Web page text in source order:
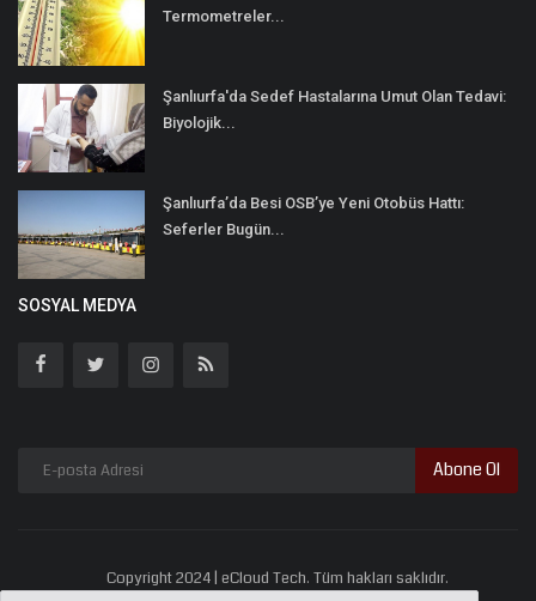
Termometreler...
Şanlıurfa'da Sedef Hastalarına Umut Olan Tedavi:
Biyolojik...
Şanlıurfa’da Besi OSB’ye Yeni Otobüs Hattı:
Seferler Bugün...
SOSYAL MEDYA
Abone Ol
Copyright 2024 | eCloud Tech. Tüm hakları saklıdır.